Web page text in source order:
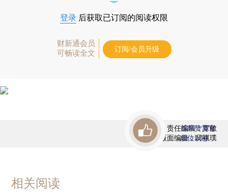
登录 后获取已订阅的阅读权限
财新通会员
可畅读全文
订阅/会员升级
责任编辑：覃敏
版面编辑：邱祺璞
首席赞赏官
虚位以待
相关阅读